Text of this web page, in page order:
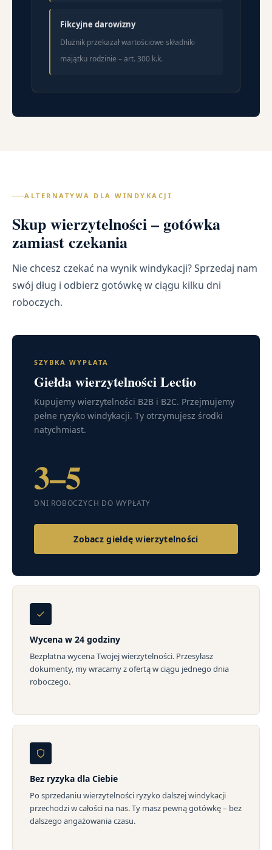
Fikcyjne darowizny
Dłużnik przekazał wartościowe składniki
majątku rodzinie – art. 300 k.k.
ALTERNATYWA DLA WINDYKACJI
Skup wierzytelności – gotówka
zamiast czekania
Nie chcesz czekać na wynik windykacji? Sprzedaj nam
swój dług i odbierz gotówkę w ciągu kilku dni
roboczych.
SZYBKA WYPŁATA
Giełda wierzytelności Lectio
Kupujemy wierzytelności B2B i B2C. Przejmujemy
pełne ryzyko windykacji. Ty otrzymujesz środki
natychmiast.
3–5
DNI ROBOCZYCH DO WYPŁATY
Zobacz giełdę wierzytelności
Wycena w 24 godziny
Bezpłatna wycena Twojej wierzytelności. Przesyłasz
dokumenty, my wracamy z ofertą w ciągu jednego dnia
roboczego.
Bez ryzyka dla Ciebie
Po sprzedaniu wierzytelności ryzyko dalszej windykacji
przechodzi w całości na nas. Ty masz pewną gotówkę – bez
dalszego angażowania czasu.